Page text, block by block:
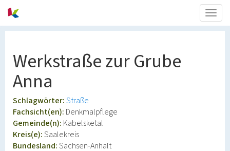
Werkstraße zur Grube
Anna
Schlagwörter:Straße
Fachsicht(en): Denkmalpflege
Gemeinde(n): Kabelsketal
Kreis(e):Saalekreis
Bundesland:Sachsen-Anhalt